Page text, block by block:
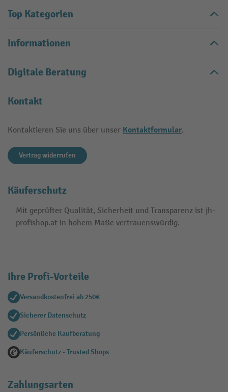
Top Kategorien
Informationen
Digitale Beratung
Kontakt
Kontaktieren Sie uns über unser Kontaktformular.
Vertrag widerrufen
Käuferschutz
Mit geprüfter Qualität, Sicherheit und Transparenz ist jh-
profishop.at in hohem Maße vertrauenswürdig.
Ihre Profi-Vorteile
Versandkostenfrei ab 250€
Sicherer Datenschutz
Persönliche Kaufberatung
Käuferschutz - Trusted Shops
Zahlungsarten